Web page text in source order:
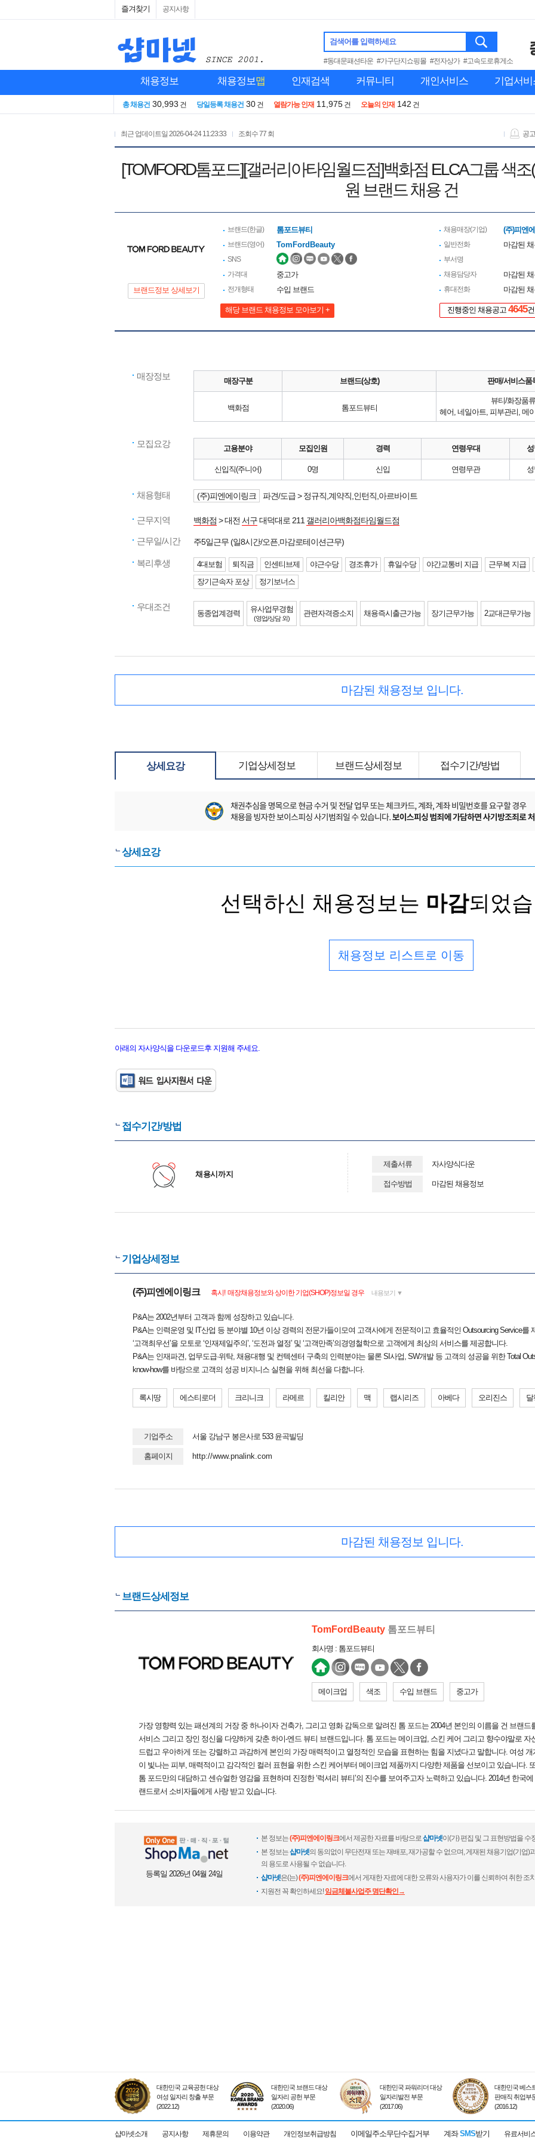
즐겨찾기 공지사항
검색어를 입력하세요
#동대문패션타운 #가구단지쇼핑몰 #전자상가 #고속도로휴게소
채용정보 채용정보맵 인재검색 커뮤니티 개인서비스 기업서비
총 채용건 30,993 건 당일등록 채용건 30 건 열람가능 인재 11,975 건 오늘의 인재 142 건
최근 업데이트일 2026-04-24 11:23:33 조회수77 회 공
[TOMFORD톰포드][갤러리아타임월드점]백화점 ELCA그룹 색
원 브랜드 채용 건
브랜드정보 상세보기
브랜드(한글) 톰포드뷰티
브랜드(영어) TomFordBeauty
SNS
가격대
중고가
전개형태 수입 브랜드
해당 브랜드 채용정보 모아보기 +
채용매장(기업) (주)피엔
일반전화 마감된
부서명
채용담당자
마감된
휴대전화 마감된
진행중인 채용공고 4645건
매장정보 매장구분 브랜드(상호) 판매/서비스품
백화점 톰포드뷰티
뷰티/화장품류
모집요강 고용분야 모집인원 경력 연령우대
신입직(주니어) 0명 신입 연령무관
채용형태 (주)피엔에이링크 파견/도급 > 정규직,계약직,인턴직,아르바이트
근무지역 백화점 > 대전 서구대덕대로 211 갤러리아백화점타임월드점
근무일/시간 주5일근무 (일8시간/오픈,마감로테이션근무)
복리후생 4대보험 퇴직금 인센티브제 야근수당 경조휴가 휴일수당 야간교통비 지급
근무복 지급
장기근속자 포상
정기보너스
우대조건
동종업계경력 유사업무경험
(영업/상담 외)
관련자격증소지 채용즉시출근가능 장기근무가능 2교대근무가능
마감된 채용정보 입니다.
상세요강 기업상세정보 브랜드상세정보 접수기간/방법
상세요강
선택하신 채용정보는 마감되었
채용정보 리스트로 이동
아래의 자사양식을 다운로드후 지원해 주세요.
접수기간/방법
채용시까지
제출서류 자사양식다운
접수방법 마감된 채용정보
기업상세정보
(주)피엔에이링크 혹시! 매장채용정보와 상이한 기업(SHOP)정보일 경우 내용보기 ▼
P&A는 2002년부터 고객과 함께 성장하고 있습니다.
P&A는 인력운영 및 IT산업 등 분야별 10년 이상 경력의 전문가들이모여 고객사에게 전문적이고 효율적인 Outsourcing Service를
‘고객최우선’을 모토로 ‘인재제일주의’, ‘도전과 열정’ 및 ‘고객만족’의경영철학으로 고객에게 최상의 서비스를 제공합니다.
P&A는 인재파견, 업무도급·위탁, 채용대행 및 컨텍센터 구축의 인력분야는 물론 SI사업, SW개발 등 고객의 성공을 위한 Total
know-how를 바탕으로 고객의 성공 비지니스 실현을 위해 최선을 다합니다.
록시땅 에스티로더 크리니크 라메르 킬리안 맥 랩시리즈 아베다 오리진스 달
기업주소 서울 강남구 봉은사로 533 윤곡빌딩
홈페이지 http://www.pnalink.com
마감된 채용정보 입니다.
브랜드상세정보
TomFordBeauty 톰포드뷰티
회사명 : 톰포드뷰티
메이크업 색조 수입 브랜드 중고가
가장 영향력 있는 패션계의 거장 중 하나이자 건축가, 그리고 영화 감독으로 알려진 톰 포드는 2004년 본인의 이름을 건 브랜드
서비스 그리고 장인 정신을 다양하게 갖춘 하이-엔드 뷰티 브랜드입니다. 톰 포드는 메이크업, 스킨 케어 그리고 향수야말로
드럽고 우아하게 또는 강렬하고 과감하게 본인의 가장 매력적이고 열정적인 모습을 표현하는 힘을 지녔다고 말합니다. 여성
이 빛나는 피부, 매력적이고 감각적인 컬러 표현을 위한 스킨 케어부터 메이크업 제품까지 다양한 제품을 선보이고 있습니다.
톰 포드만의 대담하고 센슈얼한 영감을 표현하며 진정한 ‘럭셔리 뷰티’의 진수를 보여주고자 노력하고 있습니다. 2014년 한국
랜드로서 소비자들에게 사랑 받고 있습니다.
등록일 2026년 04월 24일
본 정보는(주)피엔에이링크에서 제공한 자료를 바탕으로샵마넷이(가) 편집 및 그 표현방법을 수
본 정보는샵마넷의 동의없이 무단전재 또는 재배포, 재가공할 수 없으며, 게재된 채용기업(기업)
의 용도로 사용될 수 없습니다.
샵마넷은(는)(주)피엔에이링크에서 게재한 자료에 대한 오류와 사용자가 이를 신뢰하여 취한 조
지원전 꼭 확인하세요!임금체불사업주 명단확인→
대한민국 교육공헌 대상
여성 일자리 창출 부문
(2022.12)
대한민국 브랜드 대상
일자리 공헌 부문
(2020.06)
대한민국 파워리더 대상
일자리발전 부문
(2017.06)
대한민국 베스
판매직 취업부
(2016.12)
샵마넷소개 공지사항 제휴문의 이용약관 개인정보취급방침 이메일주소무단수집거부 계좌SMS받기 유료서비